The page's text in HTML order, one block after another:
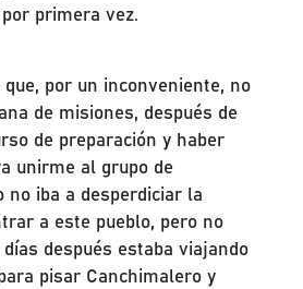
primera vez.
por un inconveniente, no
de misiones, después de
de preparación y haber
unirme al grupo de
no iba a desperdiciar la
a este pueblo, pero no
después estaba viajando
pisar Canchimalero y